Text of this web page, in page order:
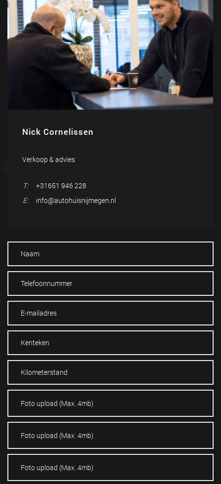
Nick Cornelissen
Verkoop & advies
T:
+31651 946 228
E:
info@autohuisnijmegen.nl
Foto upload (Max. 4mb)
Foto upload (Max. 4mb)
Foto upload (Max. 4mb)